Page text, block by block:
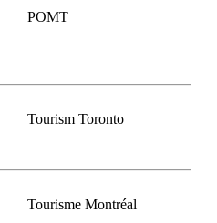
POMT
Tourism Toronto
Tourisme Montréal